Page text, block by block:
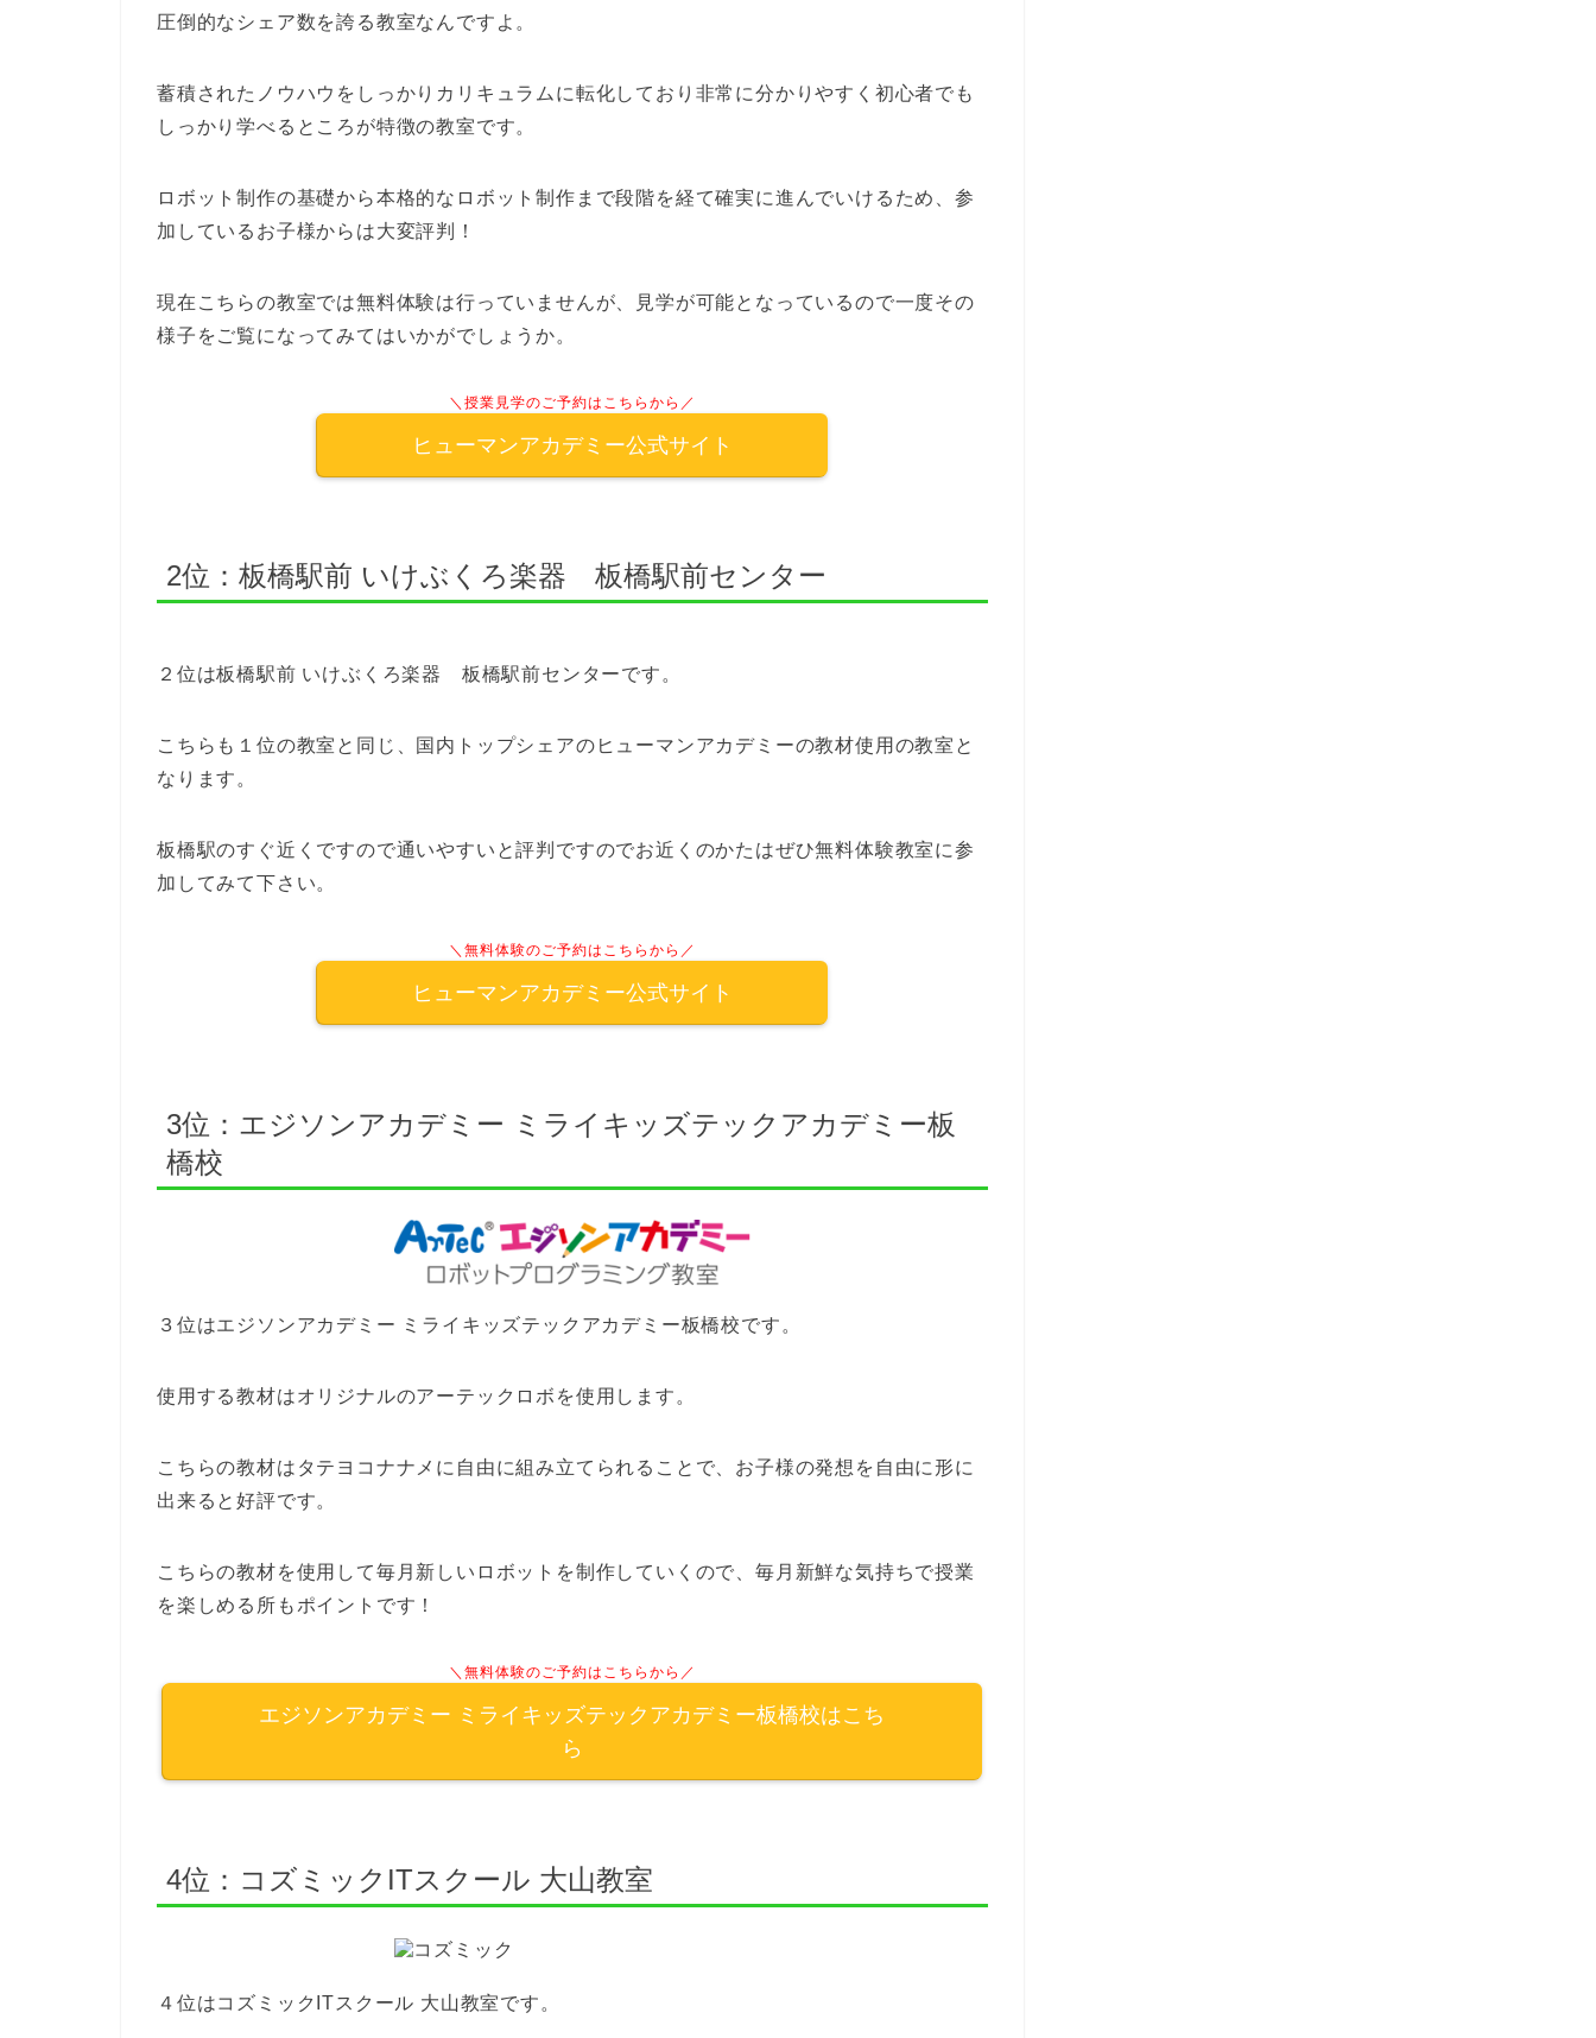
圧倒的なシェア数を誇る教室なんですよ。
蓄積されたノウハウをしっかりカリキュラムに転化しており非常に分かりやすく初心者でも
しっかり学べるところが特徴の教室です。
ロボット制作の基礎から本格的なロボット制作まで段階を経て確実に進んでいけるため、参
加しているお子様からは大変評判！
現在こちらの教室では無料体験は行っていませんが、見学が可能となっているので一度その
様子をご覧になってみてはいかがでしょうか。
＼授業見学のご予約はこちらから／
ヒューマンアカデミー公式サイト
2位：板橋駅前 いけぶくろ楽器 板橋駅前センター
２位は板橋駅前 いけぶくろ楽器 板橋駅前センターです。
こちらも１位の教室と同じ、国内トップシェアのヒューマンアカデミーの教材使用の教室と
なります。
板橋駅のすぐ近くですので通いやすいと評判ですのでお近くのかたはぜひ無料体験教室に参
加してみて下さい。
＼無料体験のご予約はこちらから／
ヒューマンアカデミー公式サイト
3位：エジソンアカデミー ミライキッズテックアカデミー板
橋校
３位はエジソンアカデミー ミライキッズテックアカデミー板橋校です。
使用する教材はオリジナルのアーテックロボを使用します。
こちらの教材はタテヨコナナメに自由に組み立てられることで、お子様の発想を自由に形に
出来ると好評です。
こちらの教材を使用して毎月新しいロボットを制作していくので、毎月新鮮な気持ちで授業
を楽しめる所もポイントです！
＼無料体験のご予約はこちらから／
エジソンアカデミー ミライキッズテックアカデミー板橋校はこち
ら
4位：コズミックITスクール 大山教室
４位はコズミックITスクール 大山教室です。